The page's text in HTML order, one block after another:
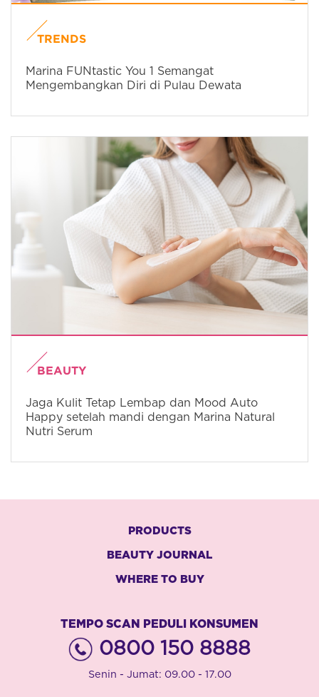
TRENDS
Marina FUNtastic You 1 Semangat
Mengembangkan Diri di Pulau Dewata
BEAUTY
Jaga Kulit Tetap Lembap dan Mood Auto
Happy setelah mandi dengan Marina Natural
Nutri Serum
PRODUCTS
BEAUTY JOURNAL
WHERE TO BUY
TEMPO SCAN PEDULI KONSUMEN
0800 150 8888
Senin - Jumat: 09.00 - 17.00